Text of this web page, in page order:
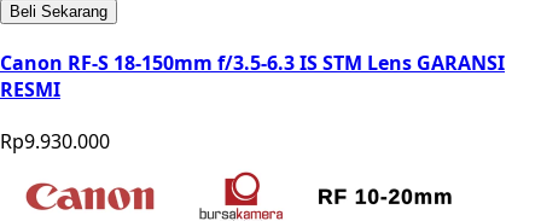
Beli Sekarang
Canon RF-S 18-150mm f/3.5-6.3 IS STM Lens GARANSI
RESMI
Rp9.930.000